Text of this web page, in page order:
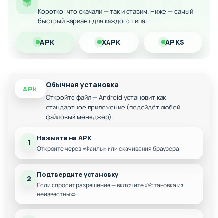
Раскрытие всего контента без преград
Свободная покупка оружия и экипировки
Скачайте Shadow Battle 2.2 с модификацией на Android
возможностям игры!
Коротко: что скачали — так и ставим. Ниже — самый
быстрый вариант для каждого типа.
APK XAPK APKS
APK Обычная установка
Откройте файл — Android установит как
стандартное приложение (подойдёт любой
файловый менеджер).
1 Нажмите на APK
Откройте через «Файлы» или скачивания браузера.
2 Подтвердите установку
Если спросит разрешение — включите «Установка из
неизвестных».